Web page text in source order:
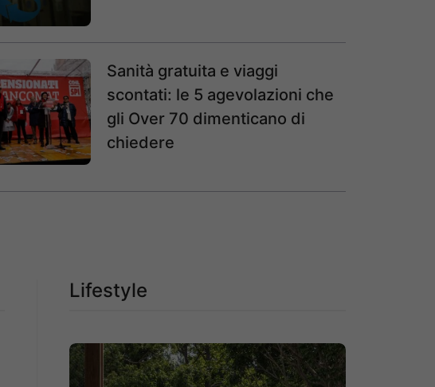
Sanità gratuita e viaggi
scontati: le 5 agevolazioni che
gli Over 70 dimenticano di
chiedere
Lifestyle